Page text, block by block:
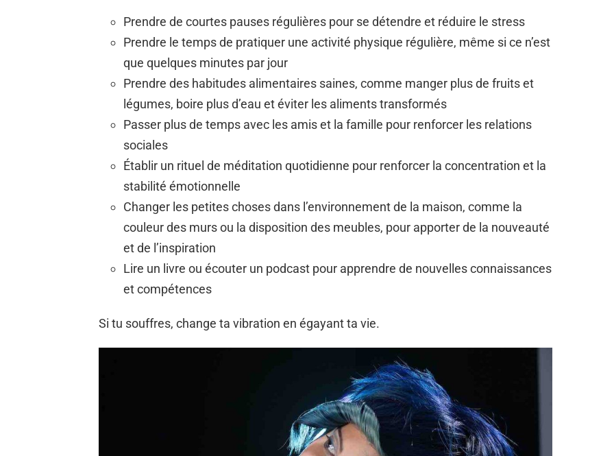
Prendre de courtes pauses régulières pour se détendre et réduire le stress
Prendre le temps de pratiquer une activité physique régulière, même si ce n’est
que quelques minutes par jour
Prendre des habitudes alimentaires saines, comme manger plus de fruits et
légumes, boire plus d’eau et éviter les aliments transformés
Passer plus de temps avec les amis et la famille pour renforcer les relations
sociales
Établir un rituel de méditation quotidienne pour renforcer la concentration et la
stabilité émotionnelle
Changer les petites choses dans l’environnement de la maison, comme la
couleur des murs ou la disposition des meubles, pour apporter de la nouveauté
et de l’inspiration
Lire un livre ou écouter un podcast pour apprendre de nouvelles connaissances
et compétences
Si tu souffres, change ta vibration en égayant ta vie.